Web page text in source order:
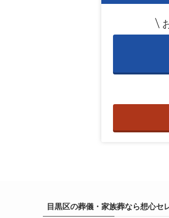
目黒区の葬儀・家族葬なら想心セ